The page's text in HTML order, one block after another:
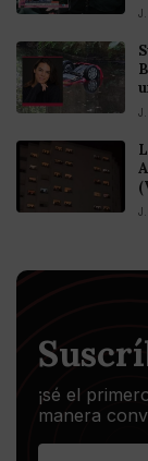
¡sé el
manera